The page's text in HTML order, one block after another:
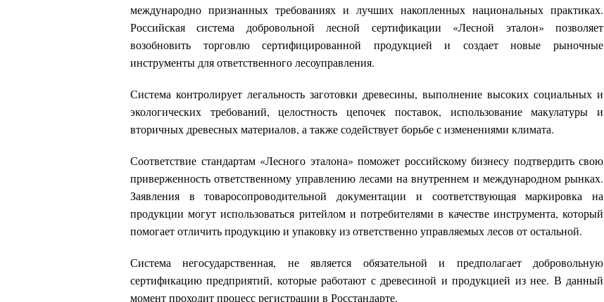
международно признанных требованиях и лучших накопленных национальных практиках.
Российская система добровольной лесной сертификации «Лесной эталон» позволяет
возобновить торговлю сертифицированной продукцией и создает новые рыночные
инструменты для ответственного лесоуправления.
Система контролирует легальность заготовки древесины, выполнение высоких социальных и
экологических требований, целостность цепочек поставок, использование макулатуры и
вторичных древесных материалов, а также содействует борьбе с изменениями климата.
Соответствие стандартам «Лесного эталона» поможет российскому бизнесу подтвердить свою
приверженность ответственному управлению лесами на внутреннем и международном рынках.
Заявления в товаросопроводительной документации и соответствующая маркировка на
продукции могут использоваться ритейлом и потребителями в качестве инструмента, который
помогает отличить продукцию и упаковку из ответственно управляемых лесов от остальной.
Система негосударственная, не является обязательной и предполагает добровольную
сертификацию предприятий, которые работают с древесиной и продукцией из нее. В данный
момент проходит процесс регистрации в Росстандарте.